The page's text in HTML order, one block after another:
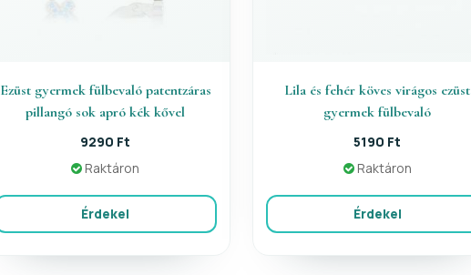
Ezüst gyermek fülbevaló patentzáras
pillangó sok apró kék kővel
9290 Ft
Raktáron
Érdekel
Lila és fehér köves virágos ezüst
gyermek fülbevaló
5190 Ft
Raktáron
Érdekel